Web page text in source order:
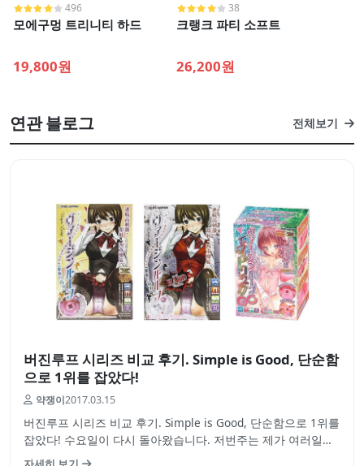
496
모에구멍 트리니티 하드
19,800원
38
크랭크 파티 소프트
26,200원
연관 블로그 전체보기
버진루프 시리즈 비교 후기. Simple is Good, 단순함
으로 1위를 잡았다!
약쟁이2017.03.15
버진루프 시리즈 비교 후기. Simple is Good, 단순함으로 1위를
잡았다! 수요일이 다시 돌아왔습니다. 저번주는 제가 여러일이
겹치느라 후기를작성하지 못했네요 바로 컴퓨터를 새로 샀거든